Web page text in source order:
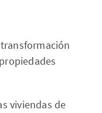
viviendas de